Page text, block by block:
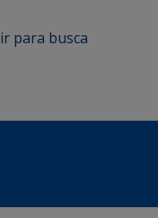
ir para busca